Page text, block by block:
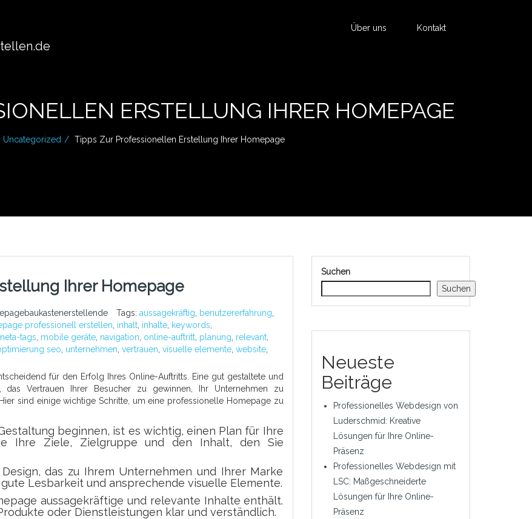
Über uns Kontakt
ERSTELLUNG IHRER HOMEPAGE
Uncategorized Tipps Zur Professionellen Erstellung Ihrer Homepage
Ihrer Homepage
Tags: aussagekräftig benutzererfahrung
professionell erstellen inhalt inhalte keywords
tags mobile geräte navigation online-auftritt planung relevant
seo unternehmen vertrauen visuelle elemente website
für den Erfolg Ihres Online-Auftritts. Eine gut gestaltete und
das Vertrauen Ihrer Besucher zu gewinnen, Ihr Unternehmen zu
sind einige wichtige Schritte, um eine professionelle Homepage zu
beginnen, ist es wichtig, einen Plan für Ihre
Ihre Ziele, Zielgruppe und den Inhalt, den Sie
das zu Ihrem Unternehmen und Ihrer Marke
Lesbarkeit und ansprechende visuelle Elemente.
aussagekräftige und relevante Inhalte enthält.
oder Dienstleistungen klar und verständlich.
Suchen
Suchen
Neueste
Beiträge
Professionelles Webdesign von
Luderschmid: Kreative
Lösungen für Ihre Online-
Präsenz
Professionelles Webdesign mit
LSC: Maßgeschneiderte
Lösungen für Ihre Online-
Präsenz